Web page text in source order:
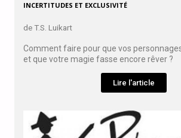
INCERTITUDES ET EXCLUSIVITÉ
de T.S. Luikart
Comment faire pour que vos
et que votre magie fasse encore rêver ?
Lire l'article